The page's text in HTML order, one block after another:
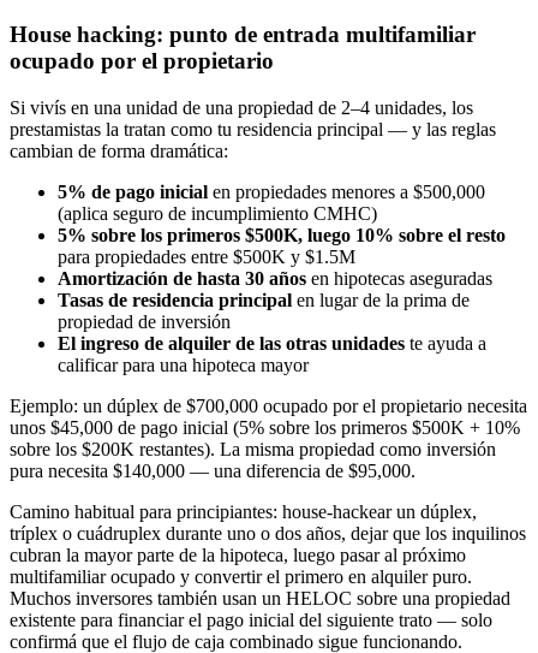
House hacking: punto de entrada multifamiliar
ocupado por el propietario
Si vivís en una unidad de una propiedad de 2–4 unidades, los
prestamistas la tratan como tu residencia principal — y las reglas
cambian de forma dramática:
5% de pago inicial en propiedades menores a $500,000
(aplica seguro de incumplimiento CMHC)
5% sobre los primeros $500K, luego 10% sobre el resto
para propiedades entre $500K y $1.5M
Amortización de hasta 30 años en hipotecas aseguradas
Tasas de residencia principal en lugar de la prima de
propiedad de inversión
El ingreso de alquiler de las otras unidades te ayuda a
calificar para una hipoteca mayor
Ejemplo: un dúplex de $700,000 ocupado por el propietario necesita
unos $45,000 de pago inicial (5% sobre los primeros $500K + 10%
sobre los $200K restantes). La misma propiedad como inversión
pura necesita $140,000 — una diferencia de $95,000.
Camino habitual para principiantes: house-hackear un dúplex,
tríplex o cuádruplex durante uno o dos años, dejar que los inquilinos
cubran la mayor parte de la hipoteca, luego pasar al próximo
multifamiliar ocupado y convertir el primero en alquiler puro.
Muchos inversores también usan un HELOC sobre una propiedad
existente para financiar el pago inicial del siguiente trato — solo
confirmá que el flujo de caja combinado sigue funcionando.